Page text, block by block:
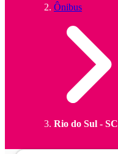
Ônibus
Rio do Sul - SC